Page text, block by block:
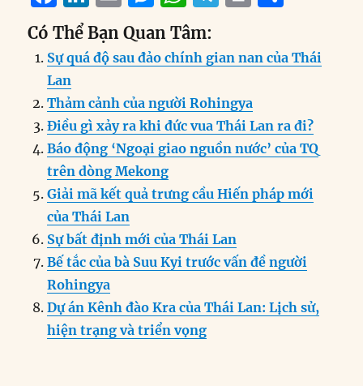
a
c
e
b
o
o
k
n
k
e
d
I
n
m
ai
l
ss
e
n
g
er
h
at
s
A
p
p
g
r
a
m
t
a
re
Có Thể Bạn Quan Tâm:
Sự quá độ sau đảo chính gian nan của Thái
Lan
Thảm cảnh của người Rohingya
Điều gì xảy ra khi đức vua Thái Lan ra đi?
Báo động ‘Ngoại giao nguồn nước’ của TQ
trên dòng Mekong
Giải mã kết quả trưng cầu Hiến pháp mới
của Thái Lan
Sự bất định mới của Thái Lan
Bế tắc của bà Suu Kyi trước vấn đề người
Rohingya
Dự án Kênh đào Kra của Thái Lan: Lịch sử,
hiện trạng và triển vọng